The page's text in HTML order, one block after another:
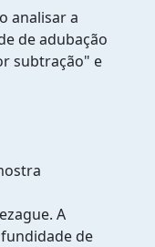
analisar a
de adubação
subtração" e
A
de